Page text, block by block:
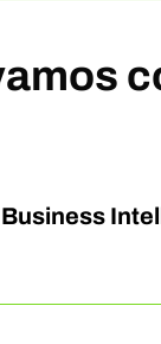
Business